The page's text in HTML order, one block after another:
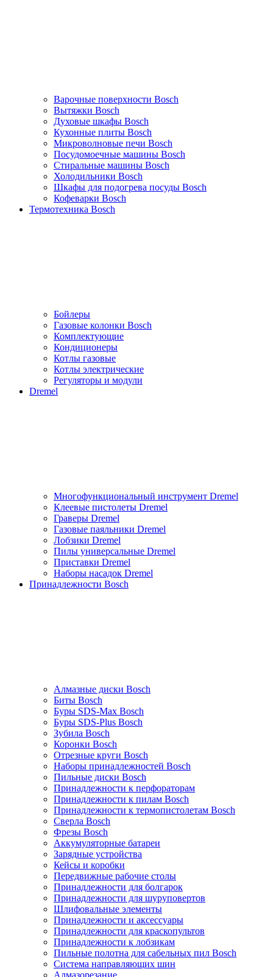
Варочные поверхности Bosch
Вытяжки Bosch
Духовые шкафы Bosch
Кухонные плиты Bosch
Микроволновые печи Bosch
Посудомоечные машины Bosch
Стиральные машины Bosch
Холодильники Bosch
Шкафы для подогрева посуды Bosch
Кофеварки Bosch
Термотехника Bosch
Бойлеры
Газовые колонки Bosch
Комплектующие
Кондиционеры
Котлы газовые
Котлы электрические
Регуляторы и модули
Dremel
Многофункциональный инструмент Dremel
Клеевые пистолеты Dremel
Граверы Dremel
Газовые паяльники Dremel
Лобзики Dremel
Пилы универсальные Dremel
Приставки Dremel
Наборы насадок Dremel
Принадлежности Bosch
Алмазные диски Bosch
Биты Bosch
Буры SDS-Max Bosch
Буры SDS-Plus Bosch
Зубила Bosch
Коронки Bosch
Отрезные круги Bosch
Наборы принадлежностей Bosch
Пильные диски Bosch
Принадлежности к перфораторам
Принадлежности к пилам Bosch
Принадлежности к термопистолетам Bosch
Сверла Bosch
Фрезы Bosch
Аккумуляторные батареи
Зарядные устройства
Кейсы и коробки
Передвижные рабочие столы
Принадлежности для болгарок
Принадлежности для шуруповертов
Шлифовальные элементы
Принадлежности и аксессуары
Принадлежности для краскопультов
Принадлежности к лобзикам
Пильные полотна для сабельных пил Bosch
Система направляющих шин
Алмазорезание